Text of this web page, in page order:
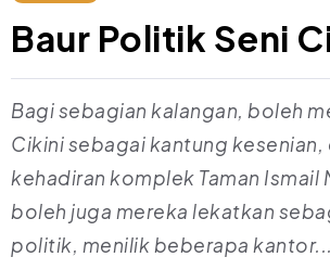
Baur Politik Seni
Bagi sebagian kalangan, boleh
Cikini sebagai kantung kesenian,
kehadiran komplek Taman Ismail
boleh juga mereka lekatkan
politik, menilik beberapa kantor...